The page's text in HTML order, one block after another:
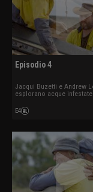
Episodio 4
Jacqui Buzetti e Andrew
esplorano acque
Wanderers ottengono
Desert Diggers mettono
“The Beast”.
E4